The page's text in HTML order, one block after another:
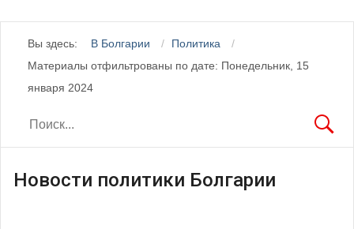
Вы здесь: В Болгарии
Политика
Материалы отфильтрованы по дате: Понедельник, 15
января 2024
Новости политики Болгарии